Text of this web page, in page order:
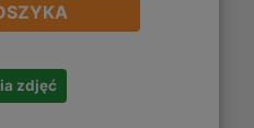
zdjęć